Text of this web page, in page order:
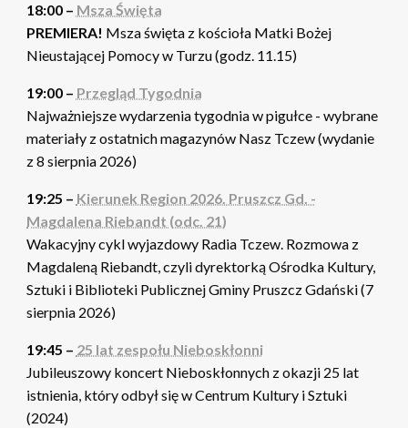
18:00 – Msza Święta
PREMIERA! Msza święta z kościoła Matki Bożej
Nieustającej Pomocy w Turzu (godz. 11.15)
19:00 – Przegląd Tygodnia
Najważniejsze wydarzenia tygodnia w pigułce - wybrane
materiały z ostatnich magazynów Nasz Tczew (wydanie
z 8 sierpnia 2026)
19:25 – Kierunek Region 2026. Pruszcz Gd. -
Magdalena Riebandt (odc. 21)
Wakacyjny cykl wyjazdowy Radia Tczew. Rozmowa z
Magdaleną Riebandt, czyli dyrektorką Ośrodka Kultury,
Sztuki i Biblioteki Publicznej Gminy Pruszcz Gdański (7
sierpnia 2026)
19:45 – 25 lat zespołu Nieboskłonni
Jubileuszowy koncert Nieboskłonnych z okazji 25 lat
istnienia, który odbył się w Centrum Kultury i Sztuki
(2024)